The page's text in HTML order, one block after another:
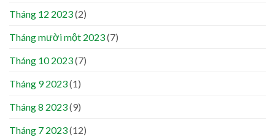
Tháng 12 2023(2)
Tháng mười một 2023(7)
Tháng 10 2023(7)
Tháng 9 2023(1)
Tháng 8 2023(9)
Tháng 7 2023(12)